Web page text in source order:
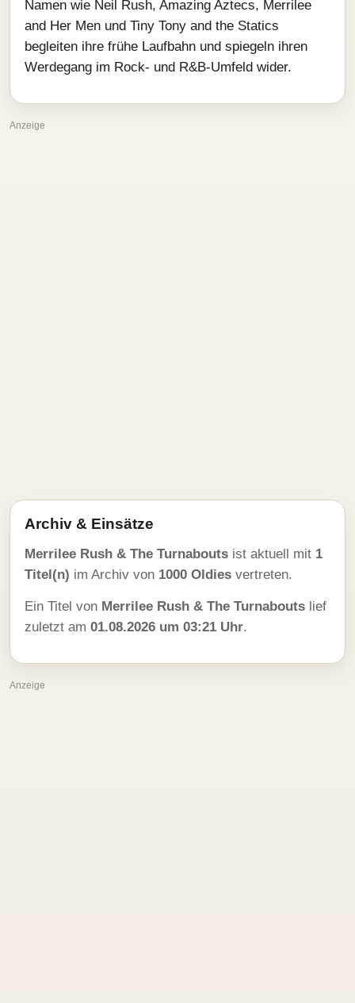
Namen wie Neil Rush, Amazing Aztecs, Merrilee
and Her Men und Tiny Tony and the Statics
begleiten ihre frühe Laufbahn und spiegeln ihren
Werdegang im Rock‑ und R&B‑Umfeld wider.
Anzeige
Archiv & Einsätze
Merrilee Rush & The Turnabouts ist aktuell mit 1
Titel(n) im Archiv von 1000 Oldies vertreten.
Ein Titel von Merrilee Rush & The Turnabouts lief
zuletzt am 01.08.2026 um 03:21 Uhr.
Anzeige